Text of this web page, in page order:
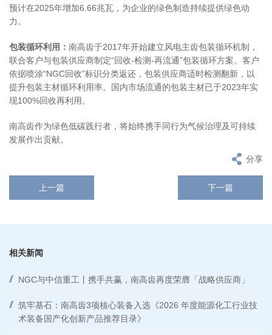
预计在2025年增加6.66兆瓦，为企业的绿色制造持续提供绿色动
力。
包装循环利用： 南高齿于2017年开始建立风电主齿包装循环机制，
联合客户与包装供应商制定“回收-检测-再流通”包装循环方案。客户
依据喷涂“NGC回收”标识分类返还，包装供应商适时检测翻新，以
提升包装主材循环利用率。国内市场流通的包装主材已于2023年实
现100%回收再利用。
南高齿作为绿色低碳践行者，将始终携手同行为气候治理及可持续
发展作出贡献。
分享
上一篇 下一篇
相关新闻
NGC与中信重工丨携手共赢，南高齿再度荣膺「战略供应商」
筑牢基石：南高齿3项核心装备入选《2026 年度能源化工行业技
术装备国产化创新产品推荐目录》